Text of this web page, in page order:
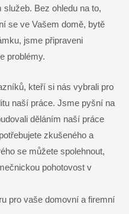
Bez ohledu na to,
se ve Vašem domě, bytě
jsme připraveni
problémy.
kteří si nás vybrali pro
naší práce. Jsme pyšní na
děláním naší práce
zkušeného a
se můžete spolehnout,
pohotovost v